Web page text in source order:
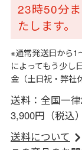
23時50分
たします。
※通常発送日から1
によってもう少し
金（土日祝・弊社
送料：全国一律
3,900円（税込
送料について